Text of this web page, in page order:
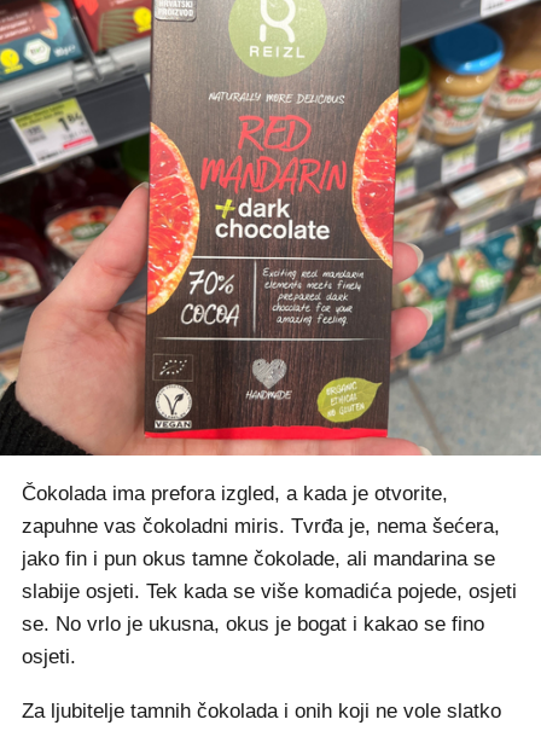
Čokolada ima prefora izgled, a kada je otvorite,
zapuhne vas čokoladni miris. Tvrđa je, nema šećera,
jako fin i pun okus tamne čokolade, ali mandarina se
slabije osjeti. Tek kada se više komadića pojede, osjeti
se. No vrlo je ukusna, okus je bogat i kakao se fino
osjeti.
Za ljubitelje tamnih čokolada i onih koji ne vole slatko